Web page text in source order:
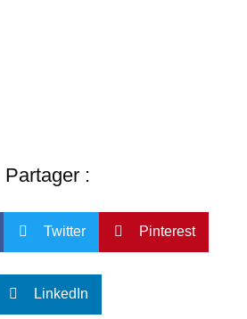
Partager :
Twitter Pinterest
LinkedIn